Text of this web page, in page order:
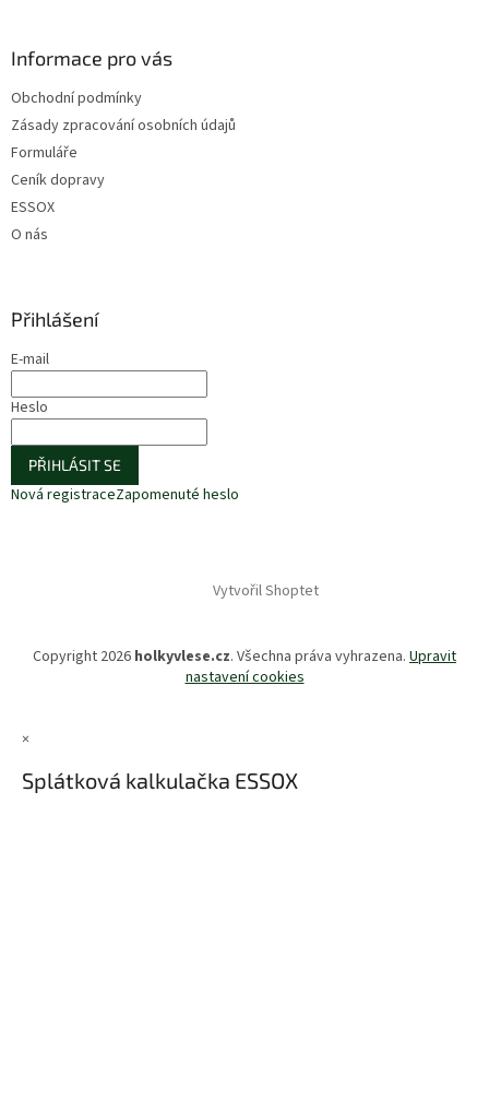
Informace pro vás
Obchodní podmínky
Zásady zpracování osobních údajů
Formuláře
Ceník dopravy
ESSOX
O nás
Přihlášení
E-mail
Heslo
PŘIHLÁSIT SE
Nová registraceZapomenuté heslo
Vytvořil Shoptet
Copyright 2026 holkyvlese.cz. Všechna práva vyhrazena. Upravit
nastavení cookies
×
Splátková kalkulačka ESSOX